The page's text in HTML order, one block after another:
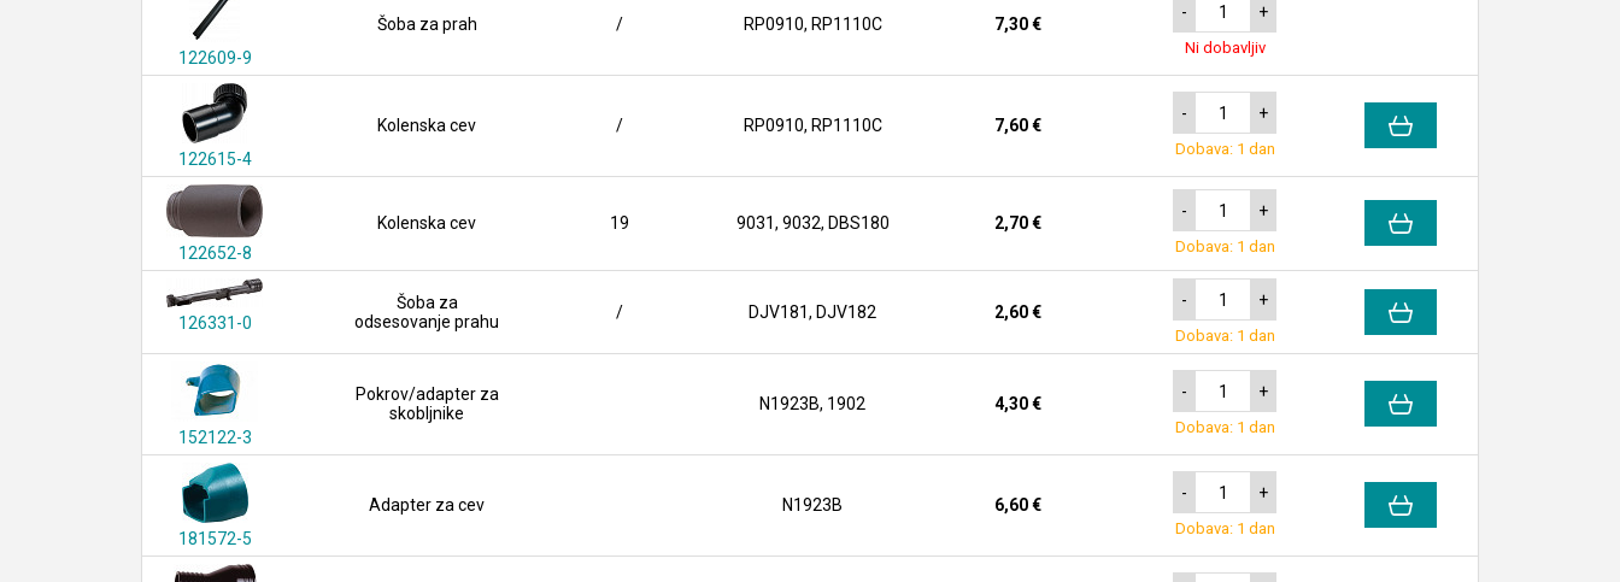
122609-9
Šoba za prah / RP0910, RP1110C 7,30 €
- +
Ni dobavljiv
122615-4
Kolenska cev / RP0910, RP1110C 7,60 €
- +
Dobava: 1 dan
122652-8
Kolenska cev 19 9031, 9032, DBS180 2,70 €
- +
Dobava: 1 dan
126331-0
Šoba za
odsesovanje prahu
/ DJV181, DJV182 2,60 €
- +
Dobava: 1 dan
152122-3
Pokrov/adapter za
skobljnike
N1923B, 1902 4,30 €
- +
Dobava: 1 dan
181572-5
Adapter za cev N1923B 6,60 €
- +
Dobava: 1 dan